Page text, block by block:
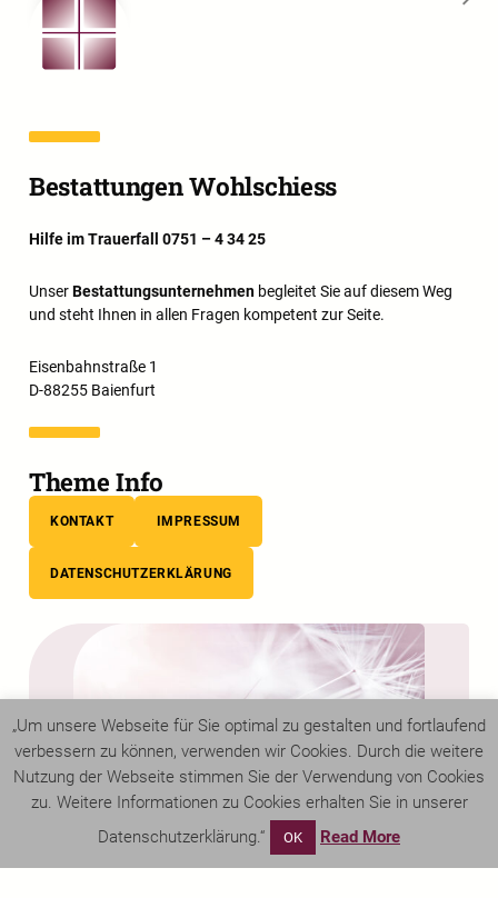
Bestattungen Wohlschiess
Hilfe im Trauerfall 0751 – 4 34 25
UnserBestattungsunternehmenbegleitet Sie auf diesem Weg
und steht Ihnen in allen Fragen kompetent zur Seite.
Eisenbahnstraße 1
D-88255 Baienfurt
Theme Info
KONTAKT IMPRESSUM
DATENSCHUTZERKLÄRUNG
„Um unsere Webseite für Sie optimal zu gestalten und fortlaufend
verbessern zu können, verwenden wir Cookies. Durch die weitere
Nutzung der Webseite stimmen Sie der Verwendung von Cookies
zu. Weitere Informationen zu Cookies erhalten Sie in unserer
Datenschutzerklärung.“
OK Read More